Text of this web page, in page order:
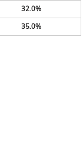
32.0%
35.0%